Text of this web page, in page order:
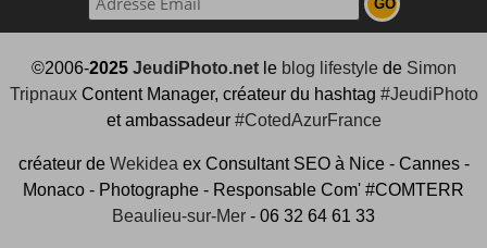
©2006-2025 JeudiPhoto.netle blog lifestylede Simon
TripnauxContent Manager, créateur du hashtag #JeudiPhoto
et ambassadeur #CotedAzurFrance
créateur de Wekidea ex Consultant SEO à Nice - Cannes -
Monaco - Photographe - Responsable Com' #COMTERR
Beaulieu-sur-Mer - 06 32 64 61 33